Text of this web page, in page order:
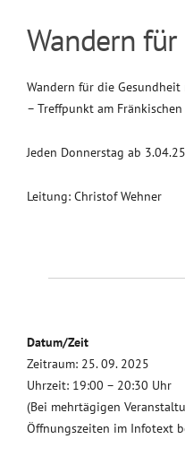
Wandern
Wandern für die
– Treffpunkt am
Jeden Donnerstag ab
Leitung: Christof Wehner
Datum/Zeit
Zeitraum: 25. 09. 2025
Uhrzeit: 19:00 – 20:30 Uhr
(Bei mehrtägigen
Öffnungszeiten im Infotext